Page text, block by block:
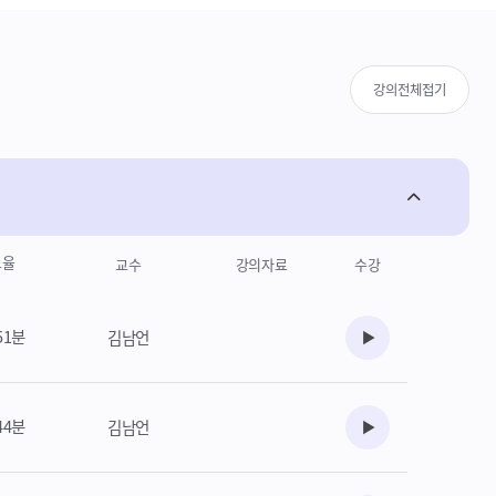
강의전체접기
교수 강의자료 수강
분 김남언 수강준비
분 김남언 수강준비